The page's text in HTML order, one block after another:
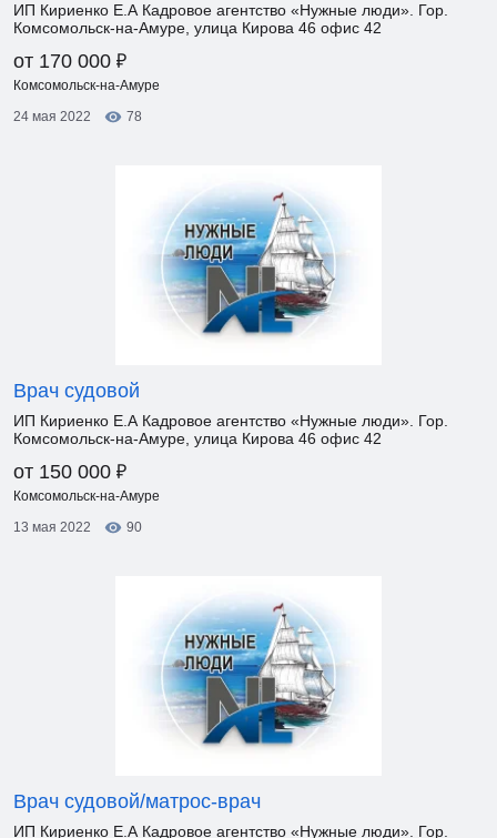
ИП Кириенко Е.А Кадровое агентство «Нужные люди». Гор.
Комсомольск-на-Амуре, улица Кирова 46 офис 42
от 170 000 ₽
Комсомольск-на-Амуре
24 мая 2022
78
Врач судовой
ИП Кириенко Е.А Кадровое агентство «Нужные люди». Гор.
Комсомольск-на-Амуре, улица Кирова 46 офис 42
от 150 000 ₽
Комсомольск-на-Амуре
13 мая 2022
90
Врач судовой/матрос-врач
ИП Кириенко Е.А Кадровое агентство «Нужные люди». Гор.